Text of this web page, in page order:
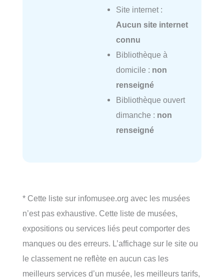
Site internet :
Aucun site internet
connu
Bibliothèque à
domicile : non
renseigné
Bibliothèque ouvert
dimanche : non
renseigné
* Cette liste sur infomusee.org avec les musées
n’est pas exhaustive. Cette liste de musées,
expositions ou services liés peut comporter des
manques ou des erreurs. L’affichage sur le site ou
le classement ne reflète en aucun cas les
meilleurs services d’un musée, les meilleurs tarifs,